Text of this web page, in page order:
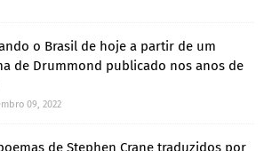
o Brasil de hoje a partir de um
de Drummond publicado nos anos de
09, 2022
de Stephen Crane traduzidos por